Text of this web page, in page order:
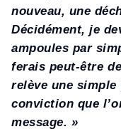
nouveau, une
Décidément, je
ampoules par
ferais peut-être
relève une
conviction que
message. »